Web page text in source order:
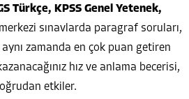
Türkçe, KPSS Genel Yetenek,
sınavlarda paragraf soruları,
zamanda en çok puan getiren
hız ve anlama becerisi,
etkiler.